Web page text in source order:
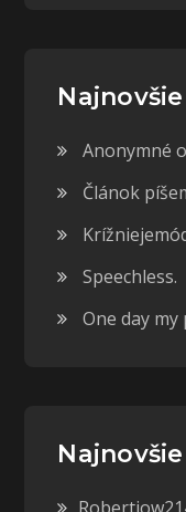
Anonymné
Článok
Speechless.
One day my